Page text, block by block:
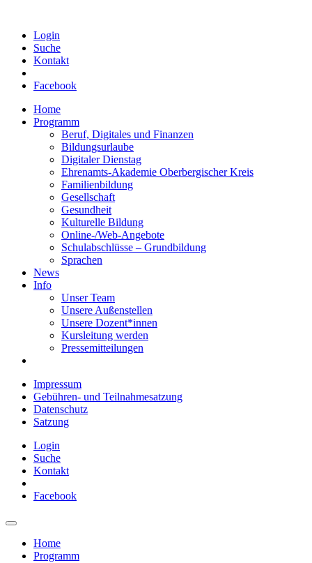
Login
Suche
Kontakt
Facebook
Home
Programm
Beruf, Digitales und Finanzen
Bildungsurlaube
Digitaler Dienstag
Ehrenamts-Akademie Oberbergischer Kreis
Familienbildung
Gesellschaft
Gesundheit
Kulturelle Bildung
Online-/Web-Angebote
Schulabschlüsse – Grundbildung
Sprachen
News
Info
Unser Team
Unsere Außenstellen
Unsere Dozent*innen
Kursleitung werden
Pressemitteilungen
Impressum
Gebühren- und Teilnahmesatzung
Datenschutz
Satzung
Login
Suche
Kontakt
Facebook
Home
Programm